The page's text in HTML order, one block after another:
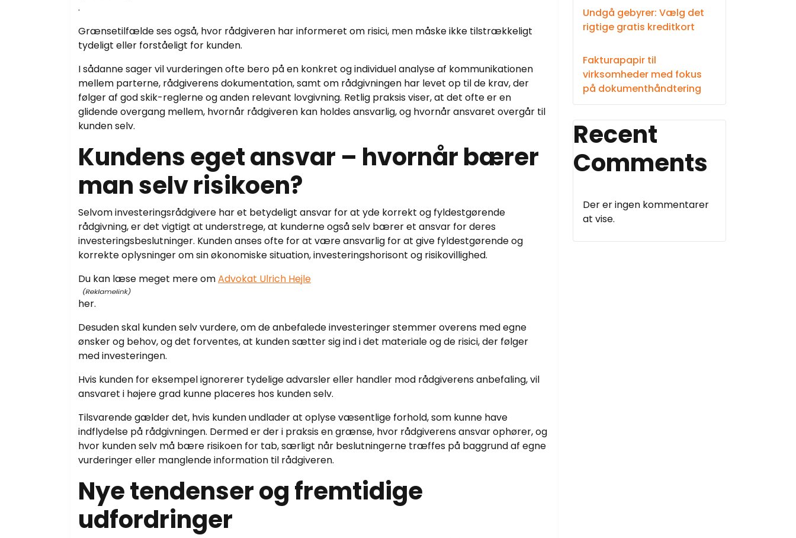
.
Grænsetilfælde ses også, hvor rådgiveren har informeret om risici, men måske ikke tilstrækkeligt
tydeligt eller forståeligt for kunden.
I sådanne sager vil vurderingen ofte bero på en konkret og individuel analyse af kommunikationen
mellem parterne, rådgiverens dokumentation, samt om rådgivningen har levet op til de krav, der
følger af god skik-reglerne og anden relevant lovgivning. Retlig praksis viser, at det ofte er en
glidende overgang mellem, hvornår rådgiveren kan holdes ansvarlig, og hvornår ansvaret overgår til
kunden selv.
Kundens eget ansvar – hvornår bærer
man selv risikoen?
Selvom investeringsrådgivere har et betydeligt ansvar for at yde korrekt og fyldestgørende
rådgivning, er det vigtigt at understrege, at kunderne også selv bærer et ansvar for deres
investeringsbeslutninger. Kunden anses ofte for at være ansvarlig for at give fyldestgørende og
korrekte oplysninger om sin økonomiske situation, investeringshorisont og risikovillighed.
Du kan læse meget mere omAdvokat Ulrich Hejle
her.
Desuden skal kunden selv vurdere, om de anbefalede investeringer stemmer overens med egne
ønsker og behov, og det forventes, at kunden sætter sig ind i det materiale og de risici, der følger
med investeringen.
Hvis kunden for eksempel ignorerer tydelige advarsler eller handler mod rådgiverens anbefaling, vil
ansvaret i højere grad kunne placeres hos kunden selv.
Tilsvarende gælder det, hvis kunden undlader at oplyse væsentlige forhold, som kunne have
indflydelse på rådgivningen. Dermed er der i praksis en grænse, hvor rådgiverens ansvar ophører, og
hvor kunden selv må bære risikoen for tab, særligt når beslutningerne træffes på baggrund af egne
vurderinger eller manglende information til rådgiveren.
Nye tendenser og fremtidige
udfordringer
Undgå gebyrer: Vælg det
rigtige gratis kreditkort
Fakturapapir til
virksomheder med fokus
på dokumenthåndtering
Recent
Comments
Der er ingen kommentarer
at vise.